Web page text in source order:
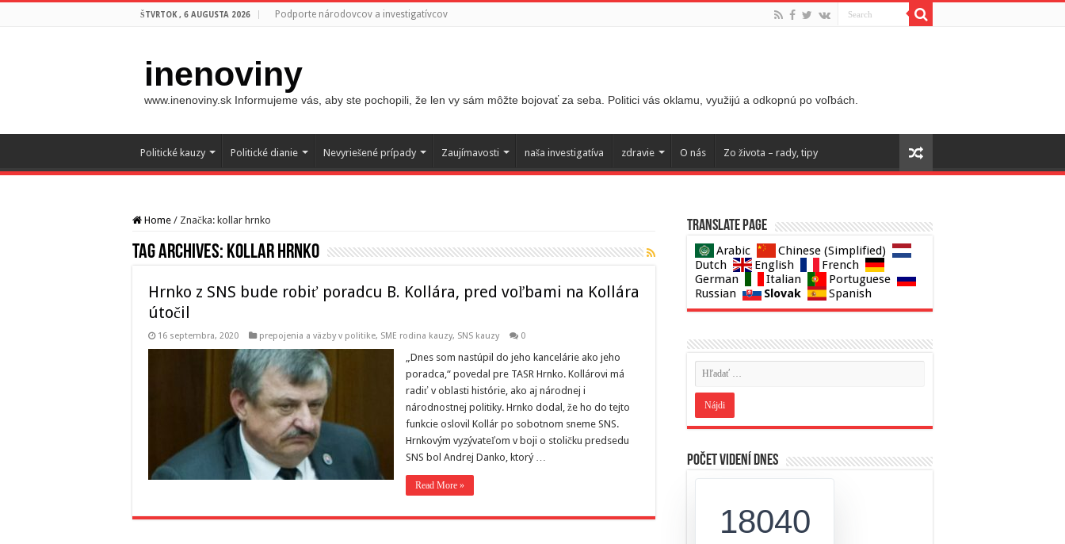
ŠTVRTOK , 6 AUGUSTA 2026 Podporte národovcov a investigatívcov
inenoviny
www.inenoviny.sk Informujeme vás, aby ste pochopili, že len vy sám môžte bojovať za seba. Politici vás oklamu, využijú a odkopnú po voľbách.
Politické kauzy Politické dianie Nevyriešené prípady Zaujímavosti naša investigatíva zdravie O nás Zo života – rady, tipy
Home / Značka: kollar hrnko
Tag Archives: kollar hrnko
Hrnko z SNS bude robiť poradcu B. Kollára, pred voľbami na Kollára
útočil
16 septembra, 2020 prepojenia a väzby v politike, SME rodina kauzy, SNS kauzy 0
„Dnes som nastúpil do jeho kancelárie ako jeho
poradca,“ povedal pre TASR Hrnko. Kollárovi má
radiť v oblasti histórie, ako aj národnej i
národnostnej politiky. Hrnko dodal, že ho do tejto
funkcie oslovil Kollár po sobotnom sneme SNS.
Hrnkovým vyzývateľom v boji o stoličku predsedu
SNS bol Andrej Danko, ktorý …
Read More »
Translate page
Arabic
Chinese (Simplified)
Dutch
English
French
German
Italian
Portuguese
Russian
Slovak Spanish
Počet videní dnes
18040